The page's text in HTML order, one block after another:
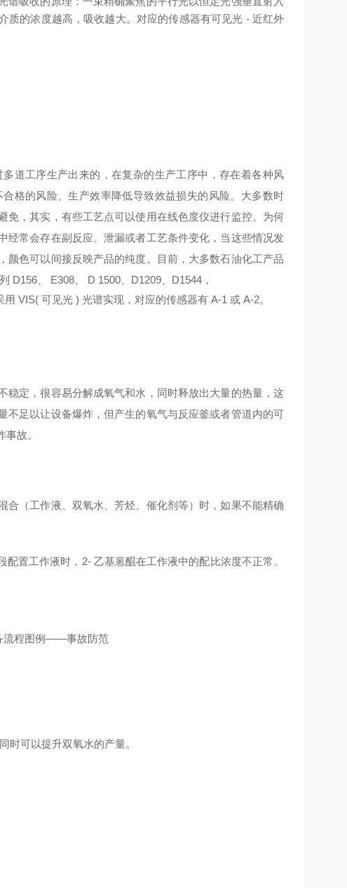
质的浓度越高，吸收越大。对应的传感器有可见光 - 近红外
道工序生产出来的，在复杂的生产工序中，存在着各种风
格的风险、生产效率降低导致效益损失的风险。大多数时
，其实，有些工艺点可以使用在线色度仪进行监控。为何
常会存在副反应、泄漏或者工艺条件变化，当这些情况发
色可以间接反映产品的纯度。目前，大多数石油化工产品
D156、 E308、 D 1500、D1209、D1544，
VIS( 可见光 ) 光谱实现，对应的传感器有 A-1 或 A-2。
定，很容易分解成氧气和水，同时释放出大量的热量，这
足以让设备爆炸，但产生的氧气与反应釜或者管道内的可
故。
（工作液、双氧水、芳烃、催化剂等）时，如果不能精确
置工作液时，2- 乙基蒽醌在工作液中的配比浓度不正常。
时可以提升双氧水的产量。